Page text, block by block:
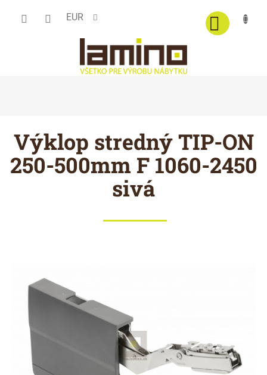
EUR
Výklop stredný TIP-ON
250-500mm F 1060-2450
sivá